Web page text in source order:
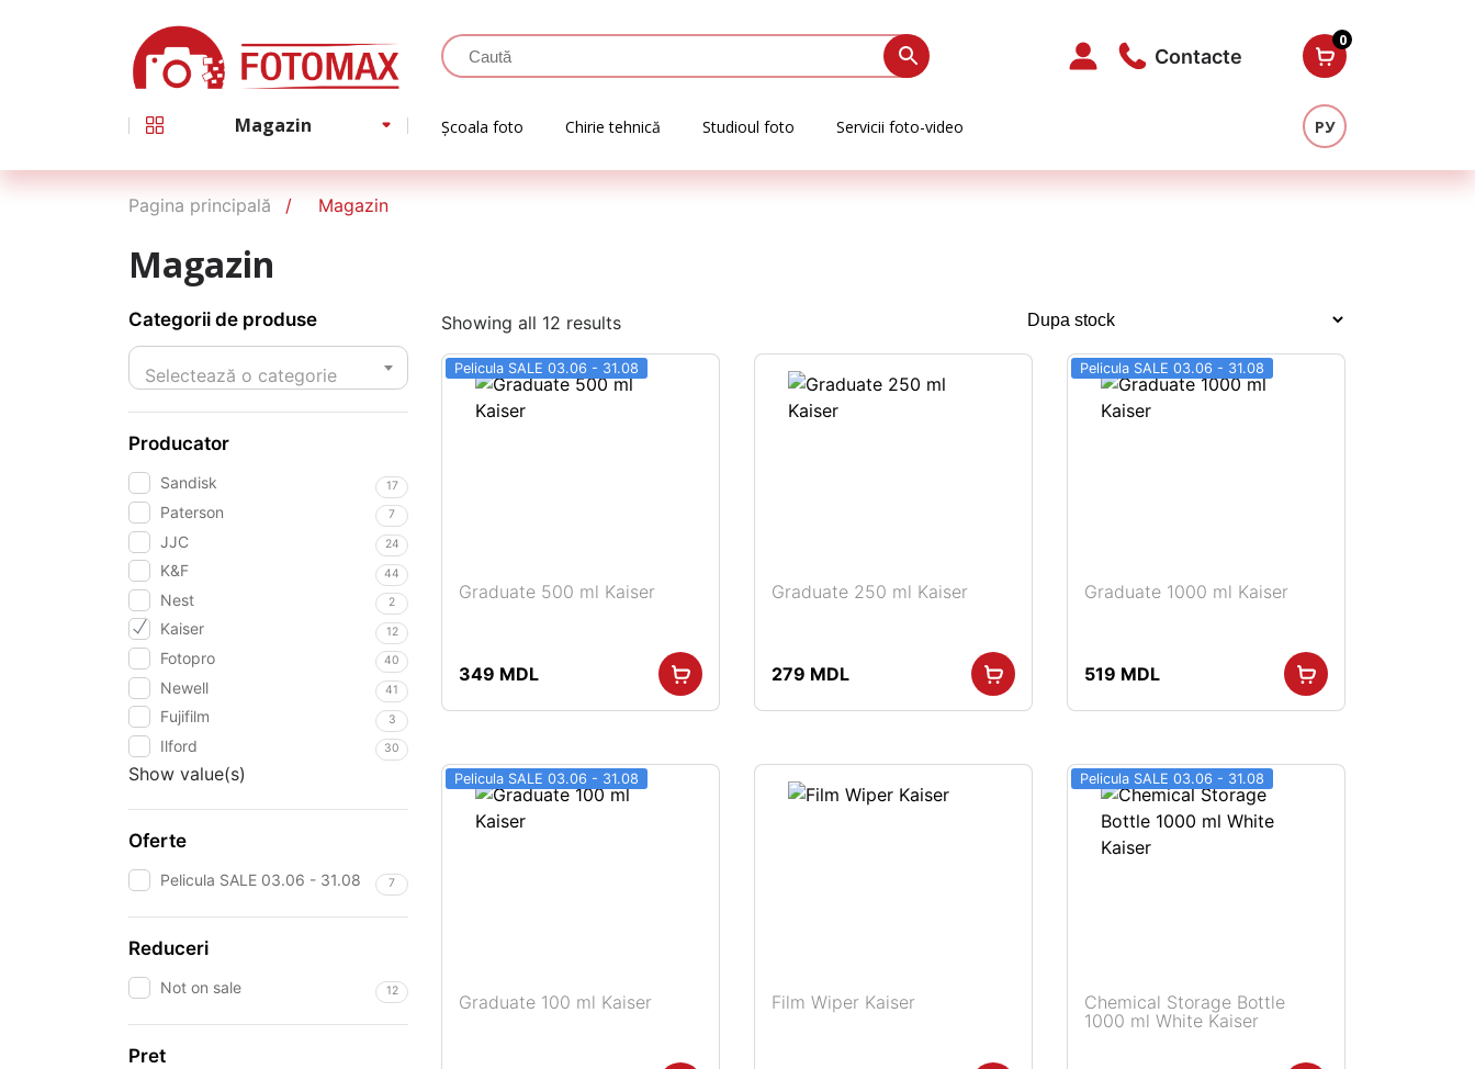
Contacte
0
Magazin Școala foto Chirie tehnică Studioul foto Servicii foto-video РУ
Pagina principală Magazin
Magazin
Categorii de produse
Selectează o categorie
Producator
Sandisk 17
Paterson 7
JJC 24
K&F 44
Nest 2
Kaiser 12
Fotopro 40
Newell 41
Fujifilm 3
Ilford 30
Show value(s)
Oferte
Pelicula SALE 03.06 - 31.08 7
Reduceri
Not on sale 12
Pret
Showing all 12 results
Pelicula SALE 03.06 - 31.08
Graduate 500 ml Kaiser
349 MDL
Graduate 250 ml Kaiser
279 MDL
Pelicula SALE 03.06 - 31.08
Graduate 1000 ml Kaiser
519 MDL
Adaugă în coș
Pelicula SALE 03.06 - 31.08
Graduate 100 ml Kaiser Film Wiper Kaiser
Pelicula SALE 03.06 - 31.08
Chemical Storage Bottle
1000 ml White Kaiser